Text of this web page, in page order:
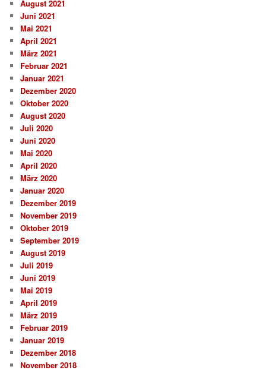
August 2021
Juni 2021
Mai 2021
April 2021
März 2021
Februar 2021
Januar 2021
Dezember 2020
Oktober 2020
August 2020
Juli 2020
Juni 2020
Mai 2020
April 2020
März 2020
Januar 2020
Dezember 2019
November 2019
Oktober 2019
September 2019
August 2019
Juli 2019
Juni 2019
Mai 2019
April 2019
März 2019
Februar 2019
Januar 2019
Dezember 2018
November 2018